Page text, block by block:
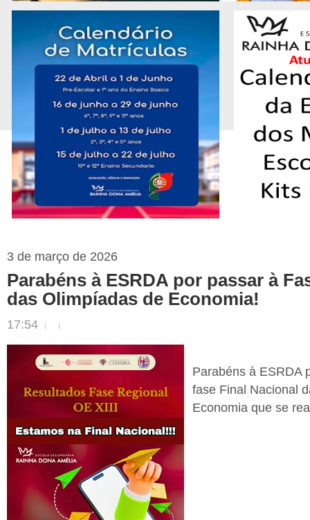
3 de março de 2026
Parabéns à ESRDA por passar à
das Olimpíadas de Economia!
17:54
Parabéns à ESRDA
fase Final Nacional
Economia que se